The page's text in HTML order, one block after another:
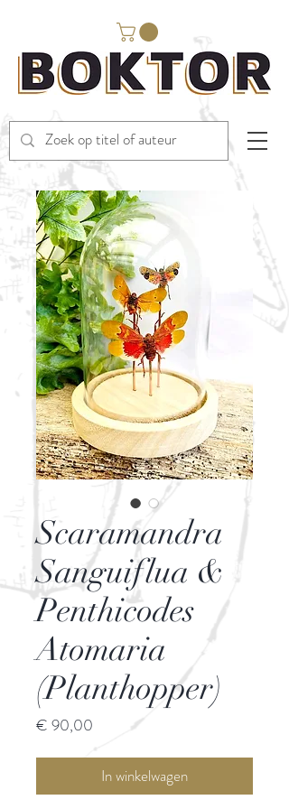
Scaramandra
Sanguiflua &
Penthicodes
Atomaria
(Planthopper)
€ 90,00
In winkelwagen